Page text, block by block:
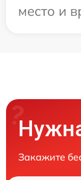
место и
Закажите